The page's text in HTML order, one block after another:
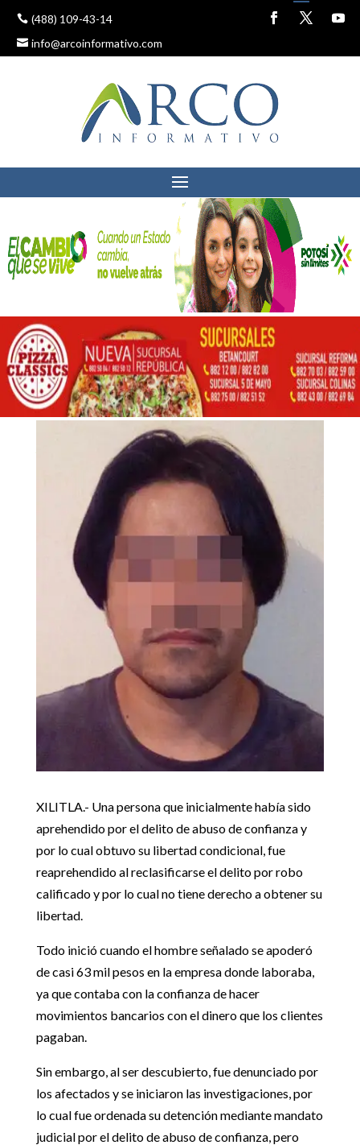
(488) 109-43-14
info@arcoinformativo.com
Noticias Estado
UN SUJETO FUE CAPTURADO POR ROBO CALIFICADO
UN SUJETO FUE
CAPTURADO POR ROBO
CALIFICADO
Noticias Estado
17 abril, 2018
XILITLA.- Una persona que inicialmente había sido
aprehendido por el delito de abuso de confianza y
por lo cual obtuvo su libertad condicional, fue
reaprehendido al reclasificarse el delito por robo
calificado y por lo cual no tiene derecho a obtener su
libertad.
Todo inició cuando el hombre señalado se apoderó
de casi 63 mil pesos en la empresa donde laboraba,
ya que contaba con la confianza de hacer
movimientos bancarios con el dinero que los clientes
pagaban.
Sin embargo, al ser descubierto, fue denunciado por
los afectados y se iniciaron las investigaciones, por
lo cual fue ordenada su detención mediante mandato
judicial por el delito de abuso de confianza, pero